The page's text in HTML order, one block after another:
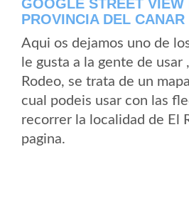
GOOGLE STREET VIEW
PROVINCIA DEL
Aqui os dejamos uno de
le gusta a la gente de usar
Rodeo, se trata de un
cual podeis usar con las
recorrer la localidad de El
pagina.